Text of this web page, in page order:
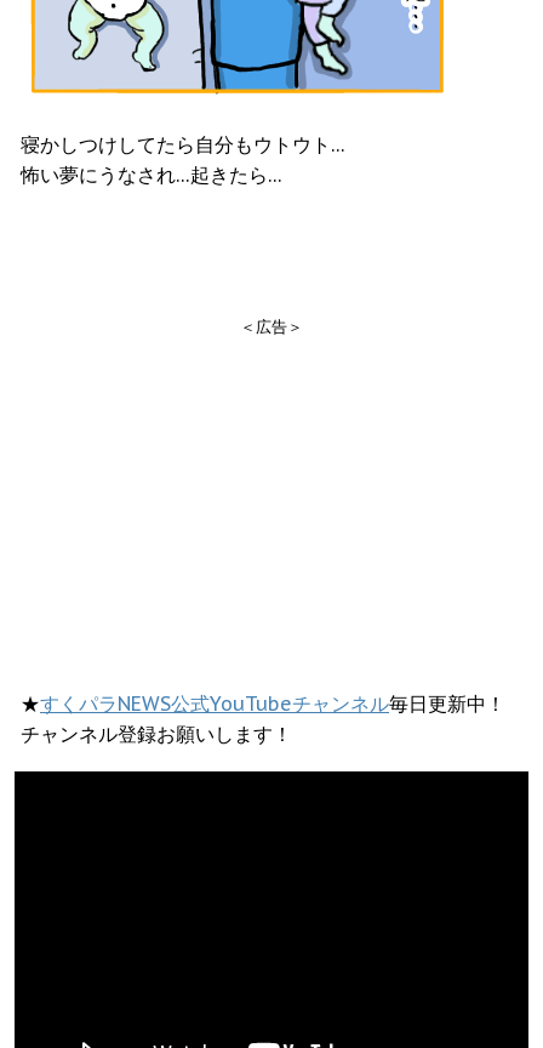
寝かしつけしてたら自分もウトウト…
怖い夢にうなされ…起きたら…
＜広告＞
★すくパラNEWS公式YouTubeチャンネル毎日更新中！
チャンネル登録お願いします！